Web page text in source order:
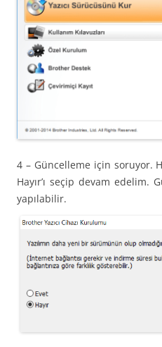
4 – Güncelleme için soruyor.
Hayır’ı seçip devam edelim.
yapılabilir.